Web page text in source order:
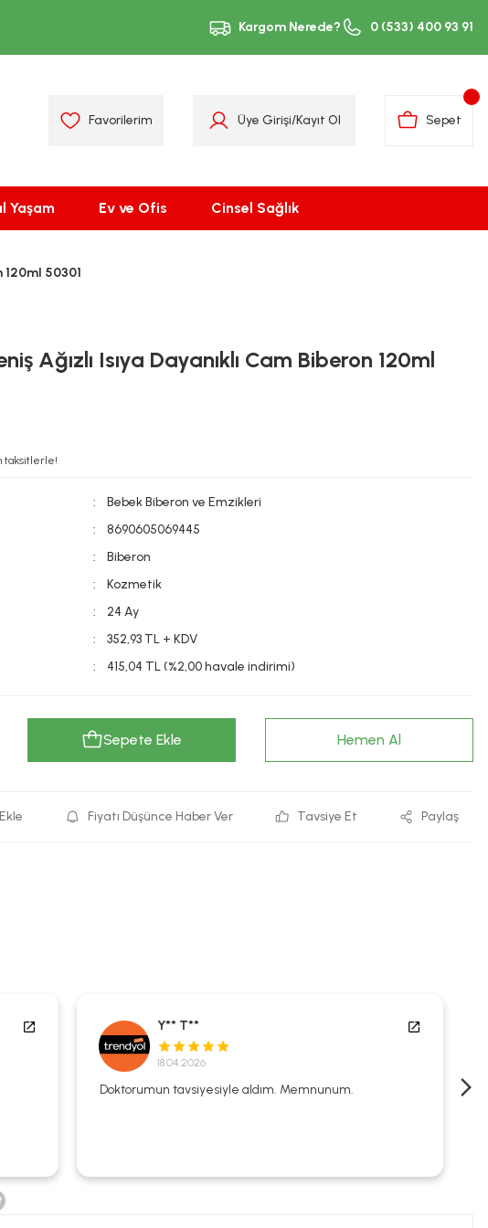
Kargom Nerede? 0 (533) 400 93 91
Favorilerim Üye Girişi/Kayıt Ol Sepet
Yaşam Ev ve Ofis Cinsel Sağlık
120ml 50301
Ağızlı Isıya Dayanıklı Cam Biberon 120ml
taksitlerle!
Bebek Biberon ve Emzikleri
8690605069445
Biberon
Kozmetik
24 Ay
352,93 TL + KDV
415,04 TL (%2,00 havale indirimi)
Sepete Ekle Hemen Al
Fiyatı Düşünce Haber Ver Tavsiye Et Paylaş
Y** T**
18.04.2026
Doktorumun tavsiyesiyle aldım. Memnunum.